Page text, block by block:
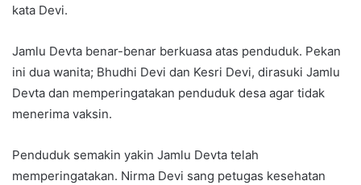
kata Devi.
Jamlu Devta benar-benar berkuasa atas penduduk. Pekan
ini dua wanita; Bhudhi Devi dan Kesri Devi, dirasuki Jamlu
Devta dan memperingatakan penduduk desa agar tidak
menerima vaksin.
Penduduk semakin yakin Jamlu Devta telah
memperingatakan. Nirma Devi sang petugas kesehatan